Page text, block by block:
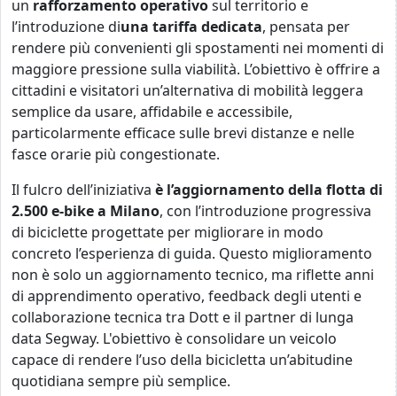
un rafforzamento operativosul territorio e
l’introduzione diuna tariffa dedicata, pensata per
rendere più convenienti gli spostamenti nei momenti di
maggiore pressione sulla viabilità. L’obiettivo è offrire a
cittadini e visitatori un’alternativa di mobilità leggera
semplice da usare, affidabile e accessibile,
particolarmente efficace sulle brevi distanze e nelle
fasce orarie più congestionate.
Il fulcro dell’iniziativa è l’aggiornamento della flotta di
2.500 e-bike a Milano, con l’introduzione progressiva
di biciclette progettate per migliorare in modo
concreto l’esperienza di guida. Questo miglioramento
non è solo un aggiornamento tecnico, ma riflette anni
di apprendimento operativo, feedback degli utenti e
collaborazione tecnica tra Dott e il partner di lunga
data Segway. L'obiettivo è consolidare un veicolo
capace di rendere l’uso della bicicletta un’abitudine
quotidiana sempre più semplice.